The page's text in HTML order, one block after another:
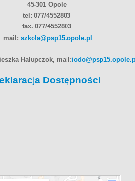
45-301 Opole
tel: 077/4552803
fax. 077/4552803
mail: szkola@psp15.opole.pl
Halupczok, mail:
Dostępności